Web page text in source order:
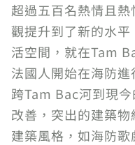
超過五百名熱情且
觀提升到了新的水
活空間，就在Tam
法國人開始在海防
跨Tam Bac河到現
改善，突出的建築
建築風格，如海防